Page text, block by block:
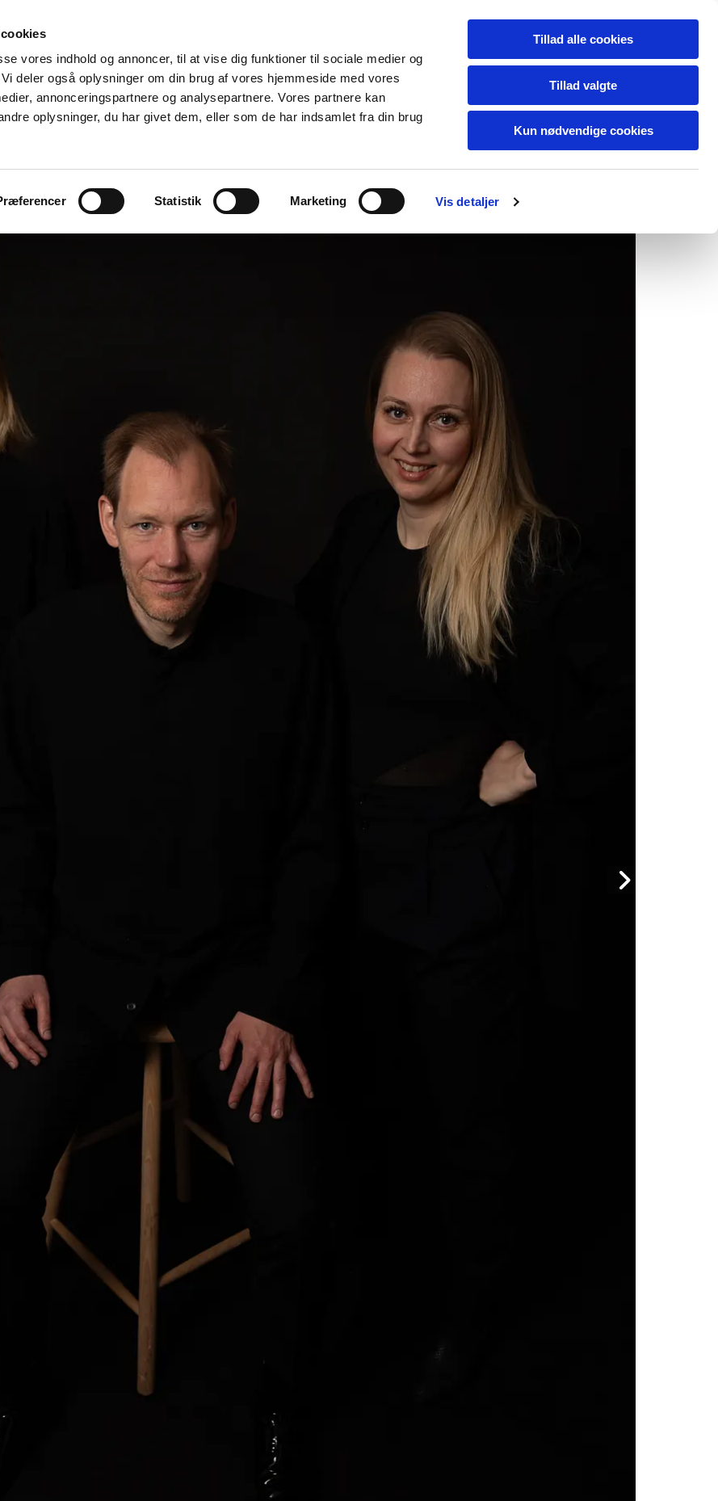
vores indhold og annoncer, til at vise dig funktioner til sociale medier og
deler også oplysninger om din brug af vores hjemmeside med vores
annonceringspartnere og analysepartnere. Vores partnere kan
oplysninger, du har givet dem, eller som de har indsamlet fra din brug
Statistik Marketing Vis detaljer
Tillad alle cookies
Tillad valgte
Kun nødvendige cookies
Isabella Hübener - Sofie Elkjær Jensen - James Sherlock
Velkommen Om Repertoire Galleri Kontakt